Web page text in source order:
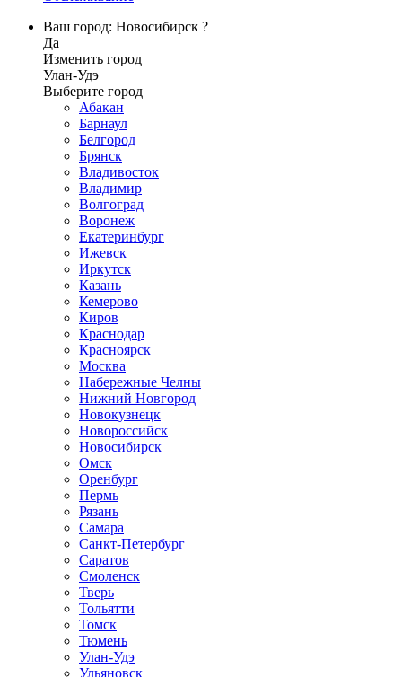
Ваш город: Новосибирск ?
Да
Изменить город
Улан-Удэ
Выберите город
Абакан
Барнаул
Белгород
Брянск
Владивосток
Владимир
Волгоград
Воронеж
Екатеринбург
Ижевск
Иркутск
Казань
Кемерово
Киров
Краснодар
Красноярск
Москва
Набережные Челны
Нижний Новгород
Новокузнецк
Новороссийск
Новосибирск
Омск
Оренбург
Пермь
Рязань
Самара
Санкт-Петербург
Саратов
Смоленск
Тверь
Тольятти
Томск
Тюмень
Улан-Удэ
Ульяновск